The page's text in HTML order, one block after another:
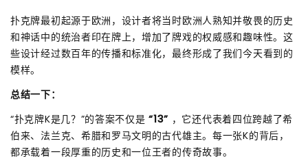
扑克牌最初起源于欧洲，设计者将当时欧洲人熟知并敬畏的历史
和神话中的统治者印在牌上，增加了牌戏的权威感和趣味性。这
些设计经过数百年的传播和标准化，最终形成了我们今天看到的
模样。
总结一下：
“扑克牌K是几？”的答案不仅是“13” ，它还代表着四位跨越了希
伯来、法兰克、希腊和罗马文明的古代雄主。每一张K的背后，
都承载着一段厚重的历史和一位王者的传奇故事。